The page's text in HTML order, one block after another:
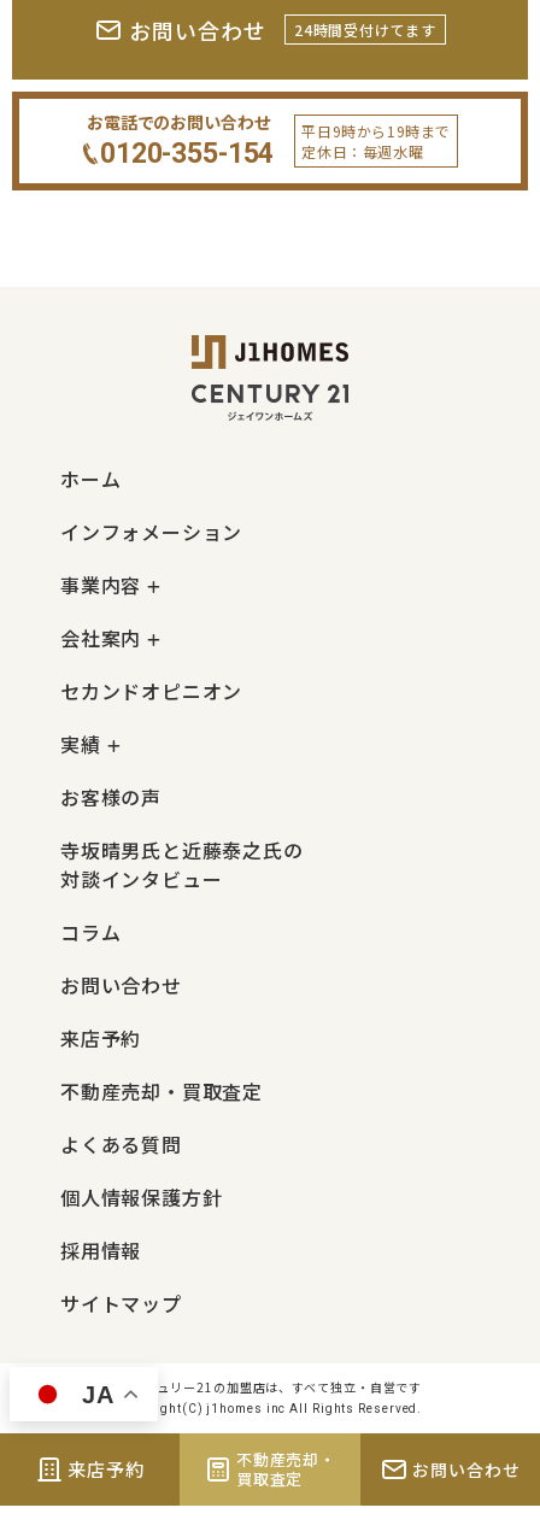
お問い合わせ 24時間受付けてます
お電話でのお問い合わせ
0120-355-154
平日9時から19時まで
定休日：毎週水曜
ホーム
インフォメーション
事業内容
会社案内
セカンドオピニオン
実績
お客様の声
寺坂晴男氏と近藤泰之氏の
対談インタビュー
コラム
お問い合わせ
来店予約
不動産売却・買取査定
よくある質問
個人情報保護方針
採用情報
サイトマップ
センチュリー21の加盟店は、すべて独立・自営です
Copyright(C) j1homes inc All Rights Reserved.
来店予約
不動産売却・
買取査定
お問い合わせ
JA